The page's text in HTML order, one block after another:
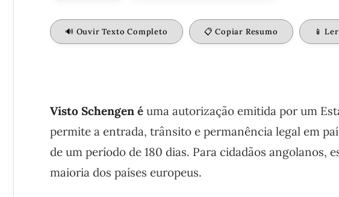
🔊 Ouvir Texto Completo 📋 Copiar Resumo 📱
Visto Schengen é uma autorização emitida por um
permite a entrada, trânsito e permanência legal em
de um período de 180 dias. Para cidadãos
maioria dos países europeus.